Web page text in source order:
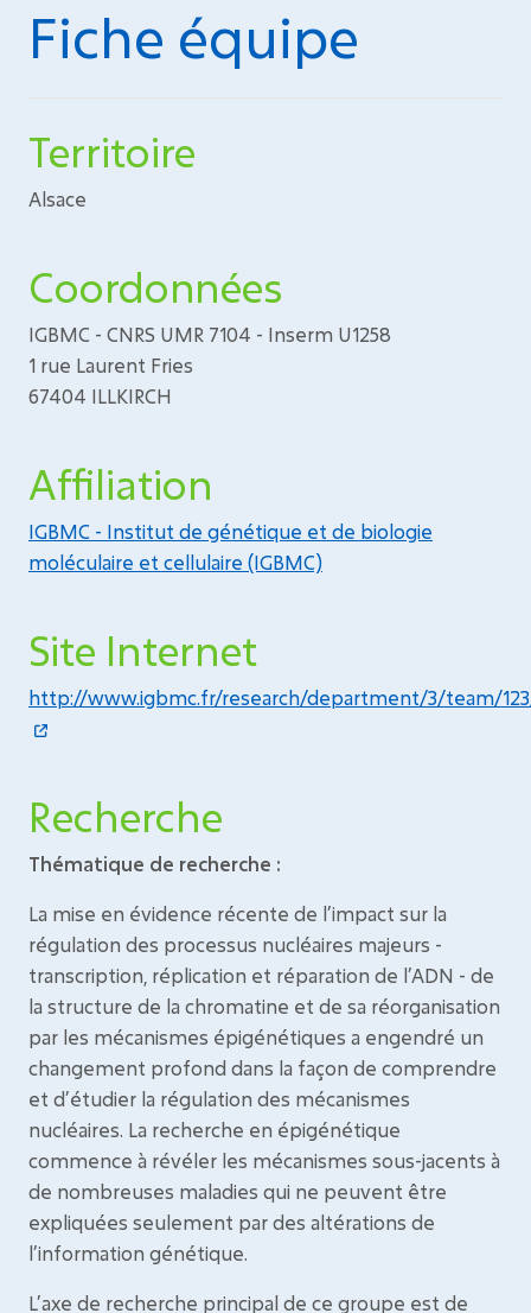
Fiche équipe
Territoire
Alsace
Coordonnées
IGBMC - CNRS UMR 7104 - Inserm U1258
1 rue Laurent Fries
67404 ILLKIRCH
Affiliation
IGBMC - Institut de génétique et de biologie
moléculaire et cellulaire (IGBMC)
Site Internet
http://www.igbmc.fr/research/department/3/team/
Recherche
Thématique de recherche :
La mise en évidence récente de l’impact sur la
régulation des processus nucléaires majeurs -
transcription, réplication et réparation de l’ADN - de
la structure de la chromatine et de sa réorganisation
par les mécanismes épigénétiques a engendré un
changement profond dans la façon de comprendre
et d’étudier la régulation des mécanismes
nucléaires. La recherche en épigénétique
commence à révéler les mécanismes sous-jacents à
de nombreuses maladies qui ne peuvent être
expliquées seulement par des altérations de
l’information génétique.
L’axe de recherche principal de ce groupe est de